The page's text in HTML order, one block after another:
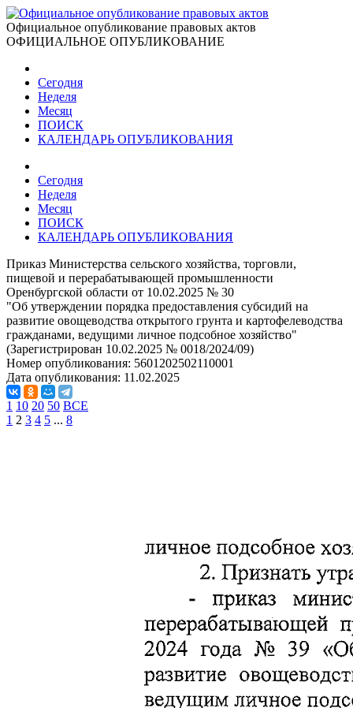
Официальное опубликование правовых актов
ОФИЦИАЛЬНОЕ ОПУБЛИКОВАНИЕ
Сегодня
Неделя
Месяц
ПОИСК
КАЛЕНДАРЬ ОПУБЛИКОВАНИЯ
Сегодня
Неделя
Месяц
ПОИСК
КАЛЕНДАРЬ ОПУБЛИКОВАНИЯ
Приказ Министерства сельского хозяйства, торговли,
пищевой и перерабатывающей промышленности
Оренбургской области от 10.02.2025 № 30
"Об утверждении порядка предоставления субсидий на
развитие овощеводства открытого грунта и картофелеводства
гражданами, ведущими личное подсобное хозяйство"
(Зарегистрирован 10.02.2025 № 0018/2024/09)
Номер опубликования: 5601202502110001
Дата опубликования: 11.02.2025
1 10 20 50 ВСЕ
1 2 3 4 5 ... 8